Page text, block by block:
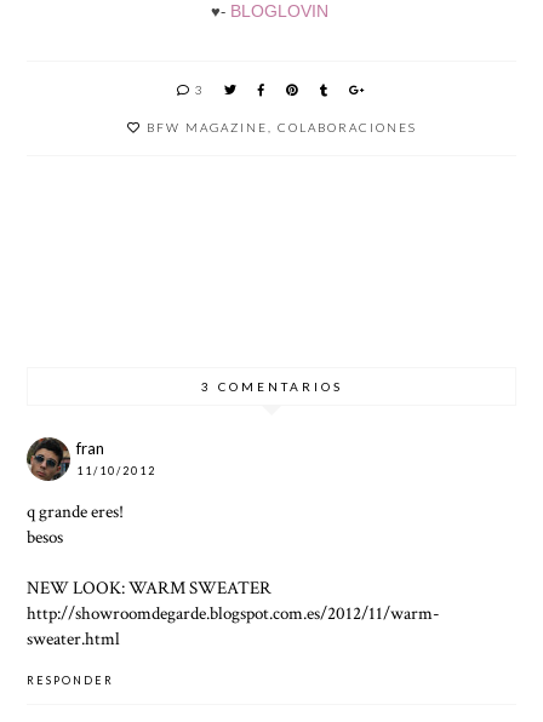
♥- BLOGLOVIN
3
BFW MAGAZINE COLABORACIONES
3 COMENTARIOS
fran
11/10/2012
q grande eres!
besos
NEW LOOK: WARM SWEATER
http://showroomdegarde.blogspot.com.es/2012/11/warm-
sweater.html
RESPONDER